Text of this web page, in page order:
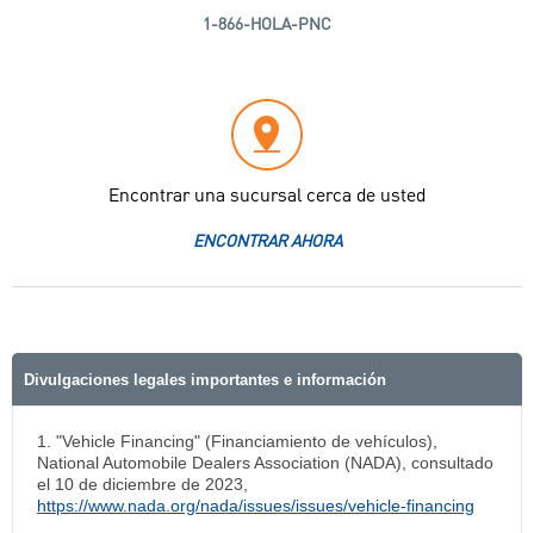
1-866-HOLA-PNC
Encontrar una sucursal cerca de usted
ENCONTRAR AHORA
Divulgaciones legales importantes e información
1. "Vehicle Financing" (Financiamiento de vehículos),
National Automobile Dealers Association (NADA), consultado
el 10 de diciembre de 2023,
https://www.nada.org/nada/issues/issues/vehicle-financing